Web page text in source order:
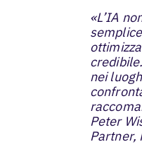
«L’IA
nei
Peter
Partner,